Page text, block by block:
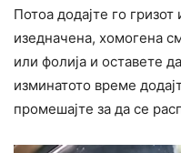
Потоа додајте го
изедначена, хомогена
или фолија и оставете
изминатото време
промешајте за да се